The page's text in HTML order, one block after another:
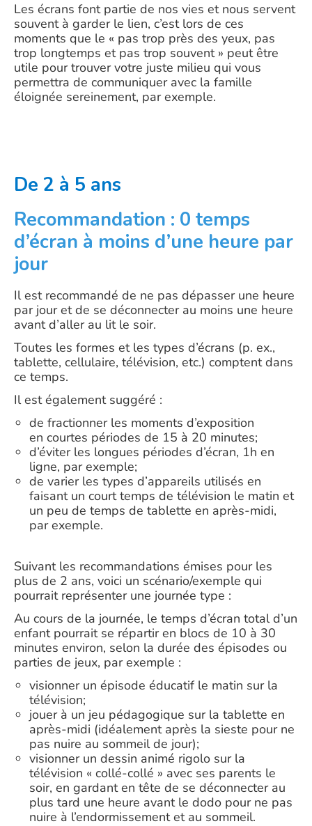
Les écrans font partie de nos vies et nous servent
souvent à garder le lien, c’est lors de ces
moments que le « pas trop près des yeux, pas
trop longtemps et pas trop souvent » peut être
utile pour trouver votre juste milieu qui vous
permettra de communiquer avec la famille
éloignée sereinement, par exemple.
De 2 à 5 ans
Recommandation : 0 temps
d’écran à moins d’une heure par
jour
Il est recommandé de ne pas dépasser une heure
par jour et de se déconnecter au moins une heure
avant d’aller au lit le soir.
Toutes les formes et les types d’écrans (p. ex.,
tablette, cellulaire, télévision, etc.) comptent dans
ce temps.
Il est également suggéré :
de fractionner les moments d’exposition
en courtes périodes de 15 à 20 minutes;
d’éviter les longues périodes d’écran, 1h en
ligne, par exemple;
de varier les types d’appareils utilisés en
faisant un court temps de télévision le matin et
un peu de temps de tablette en après-midi,
par exemple.
Suivant les recommandations émises pour les
plus de 2 ans, voici un scénario/exemple qui
pourrait représenter une journée type :
Au cours de la journée, le temps d’écran total d’un
enfant pourrait se répartir en blocs de 10 à 30
minutes environ, selon la durée des épisodes ou
parties de jeux, par exemple :
visionner un épisode éducatif le matin sur la
télévision;
jouer à un jeu pédagogique sur la tablette en
après-midi (idéalement après la sieste pour ne
pas nuire au sommeil de jour);
visionner un dessin animé rigolo sur la
télévision « collé-collé » avec ses parents le
soir, en gardant en tête de se déconnecter au
plus tard une heure avant le dodo pour ne pas
nuire à l’endormissement et au sommeil.